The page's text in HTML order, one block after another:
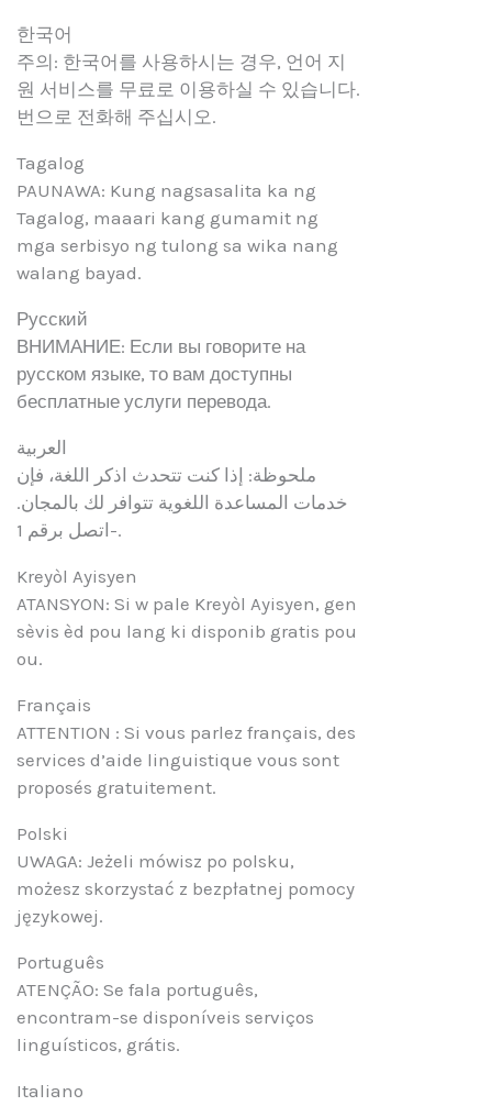
한국어
주의: 한국어를 사용하시는 경우, 언어 지
원 서비스를 무료로 이용하실 수 있습니다.
번으로 전화해 주십시오.
Tagalog
PAUNAWA: Kung nagsasalita ka ng
Tagalog, maaari kang gumamit ng
mga serbisyo ng tulong sa wika nang
walang bayad.
Русский
ВНИМАНИЕ: Если вы говорите на
русском языке, то вам доступны
бесплатные услуги перевода.
العربية
ملحوظة: إذا كنت تتحدث اذكر اللغة، فإن
خدمات المساعدة اللغوية تتوافر لك بالمجان.
اتصل برقم 1-.
Kreyòl Ayisyen
ATANSYON: Si w pale Kreyòl Ayisyen, gen
sèvis èd pou lang ki disponib gratis pou
ou.
Français
ATTENTION : Si vous parlez français, des
services d’aide linguistique vous sont
proposés gratuitement.
Polski
UWAGA: Jeżeli mówisz po polsku,
możesz skorzystać z bezpłatnej pomocy
językowej.
Português
ATENÇÃO: Se fala português,
encontram-se disponíveis serviços
linguísticos, grátis.
Italiano